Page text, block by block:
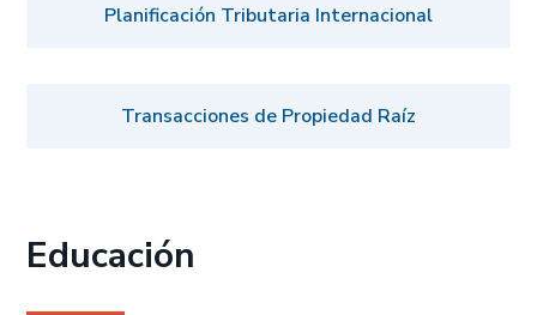
Planificación Tributaria Internacional
Transacciones de Propiedad Raíz
Educación